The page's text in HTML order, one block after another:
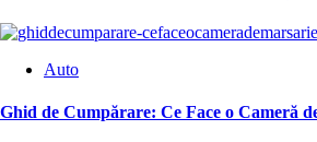
Auto
Ghid de Cumpărare: Ce Face o Cameră